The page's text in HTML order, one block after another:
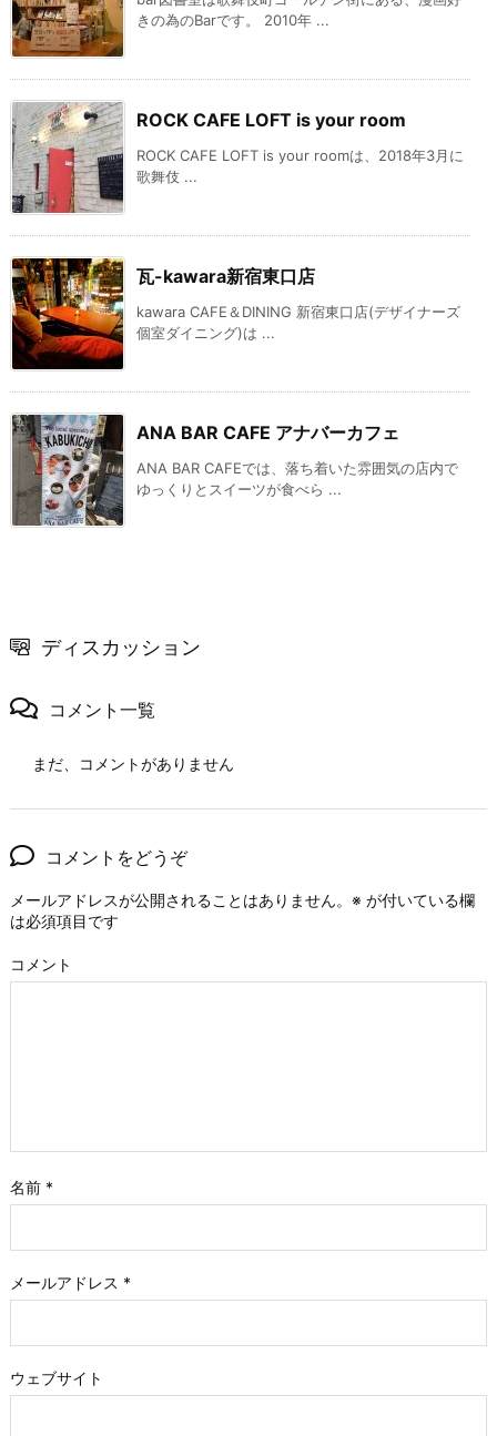
きの為のBarです。 2010年 ...
ROCK CAFE LOFT is your room
ROCK CAFE LOFT is your roomは、2018年3月に
歌舞伎 ...
瓦-kawara新宿東口店
kawara CAFE＆DINING 新宿東口店(デザイナーズ
個室ダイニング)は ...
ANA BAR CAFE アナバーカフェ
ANA BAR CAFEでは、落ち着いた雰囲気の店内で
ゆっくりとスイーツが食べら ...
ディスカッション
コメント一覧
まだ、コメントがありません
コメントをどうぞ
メールアドレスが公開されることはありません。 ※ が付いている欄
は必須項目です
コメント
名前 *
メールアドレス *
ウェブサイト